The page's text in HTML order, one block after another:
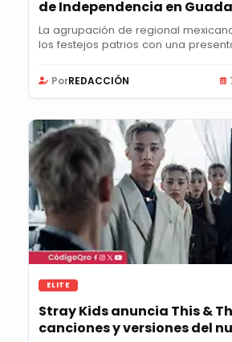
de Independencia en
La agrupación de regional
los festejos patrios con una
PorREDACCIÓN
ELITE
Stray Kids anuncia This &
canciones y versiones del